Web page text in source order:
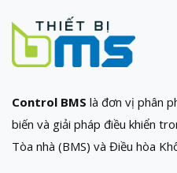
Control BMS là đơn vị phân
biến và giải pháp điều khiển
Tòa nhà (BMS) và Điều hòa